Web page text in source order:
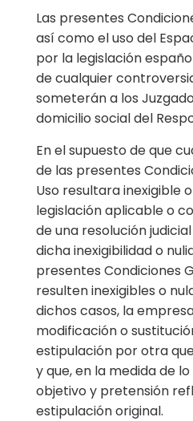
Las presentes
así como el uso del
por la legislación
de cualquier
someterán a los
domicilio social del
En el supuesto de que
de las presentes
Uso resultara inexigible
legislación aplicable o
de una resolución
dicha inexigibilidad o
presentes Condiciones
resulten inexigibles o
dichos casos, la
modificación o
estipulación por otra
y que, en la medida de
objetivo y pretensión
estipulación original.